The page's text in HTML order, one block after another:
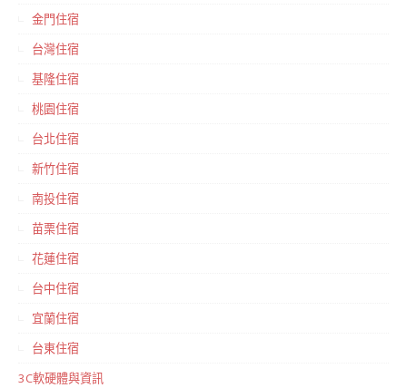
金門住宿
台灣住宿
基隆住宿
桃園住宿
台北住宿
新竹住宿
南投住宿
苗栗住宿
花蓮住宿
台中住宿
宜蘭住宿
台東住宿
3C軟硬體與資訊